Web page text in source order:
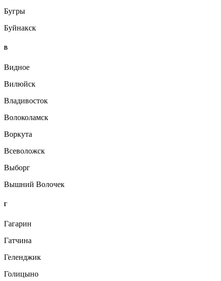
Бугры
Буйнакск
В
Видное
Вилюйск
Владивосток
Волоколамск
Воркута
Всеволожск
Выборг
Вышний Волочек
Г
Гагарин
Гатчина
Геленджик
Голицыно